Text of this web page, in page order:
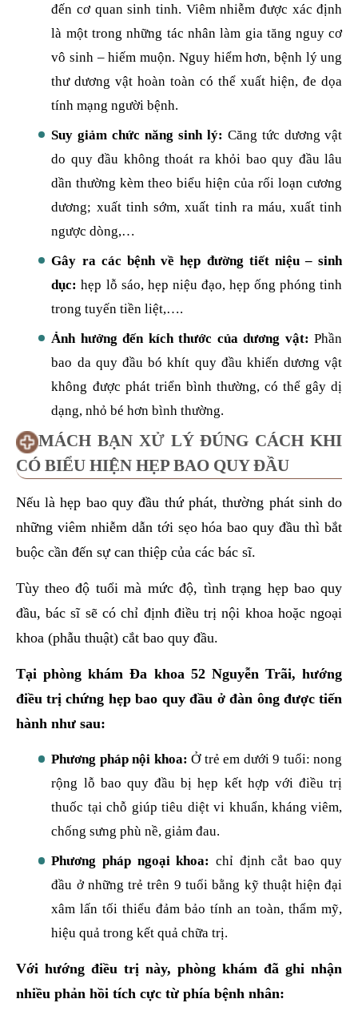
đến cơ quan sinh tinh. Viêm nhiễm được xác định
là một trong những tác nhân làm gia tăng nguy cơ
vô sinh – hiếm muộn. Nguy hiểm hơn, bệnh lý ung
thư dương vật hoàn toàn có thể xuất hiện, đe dọa
tính mạng người bệnh.
Suy giảm chức năng sinh lý: Căng tức dương vật
do quy đầu không thoát ra khỏi bao quy đầu lâu
dần thường kèm theo biểu hiện của rối loạn cương
dương; xuất tinh sớm, xuất tinh ra máu, xuất tinh
ngược dòng,…
Gây ra các bệnh về hẹp đường tiết niệu – sinh
dục: hẹp lỗ sáo, hẹp niệu đạo, hẹp ống phóng tinh
trong tuyến tiền liệt,….
Ảnh hưởng đến kích thước của dương vật: Phần
bao da quy đầu bó khít quy đầu khiến dương vật
không được phát triển bình thường, có thể gây dị
dạng, nhỏ bé hơn bình thường.
MÁCH BẠN XỬ LÝ ĐÚNG CÁCH KHI
CÓ BIỂU HIỆN HẸP BAO QUY ĐẦU
Nếu là hẹp bao quy đầu thứ phát, thường phát sinh do
những viêm nhiễm dẫn tới sẹo hóa bao quy đầu thì bắt
buộc cần đến sự can thiệp của các bác sĩ.
Tùy theo độ tuổi mà mức độ, tình trạng hẹp bao quy
đầu, bác sĩ sẽ có chỉ định điều trị nội khoa hoặc ngoại
khoa (phẫu thuật) cắt bao quy đầu.
Tại phòng khám Đa khoa 52 Nguyễn Trãi, hướng
điều trị chứng hẹp bao quy đầu ở đàn ông được tiến
hành như sau:
Phương pháp nội khoa: Ở trẻ em dưới 9 tuổi: nong
rộng lỗ bao quy đầu bị hẹp kết hợp với điều trị
thuốc tại chỗ giúp tiêu diệt vi khuẩn, kháng viêm,
chống sưng phù nề, giảm đau.
Phương pháp ngoại khoa: chỉ định cắt bao quy
đầu ở những trẻ trên 9 tuổi bằng kỹ thuật hiện đại
xâm lấn tối thiểu đảm bảo tính an toàn, thẩm mỹ,
hiệu quả trong kết quả chữa trị.
Với hướng điều trị này, phòng khám đã ghi nhận
nhiều phản hồi tích cực từ phía bệnh nhân: